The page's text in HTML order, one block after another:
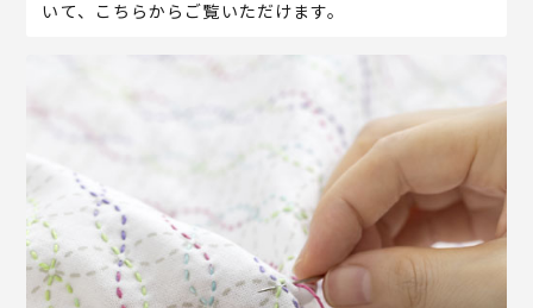
いて、こちらからご覧いただけます。